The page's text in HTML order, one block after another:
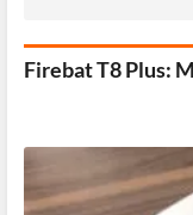
Firebat T8 Plus: